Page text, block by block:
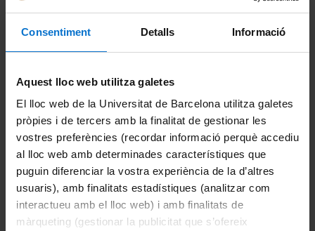
Consentiment Detalls Informació
Aquest lloc web utilitza galetes
El lloc web de la Universitat de Barcelona utilitza galetes
pròpies i de tercers amb la finalitat de gestionar les
vostres preferències (recordar informació perquè accediu
al lloc web amb determinades característiques que
puguin diferenciar la vostra experiència de la d’altres
usuaris), amb finalitats estadístiques (analitzar com
interactueu amb el lloc web) i amb finalitats de
màrqueting (gestionar la publicitat que s’ofereix
5. Inici de curs
Informació rellevant
Beques
Hi ha diverses opcions de beques per finançar parcialment o
totalment el Màster.
M'interessa
Contacta
T'ajudem a resoldre dubtes i preguntes sobre els temes que no
M'interessa